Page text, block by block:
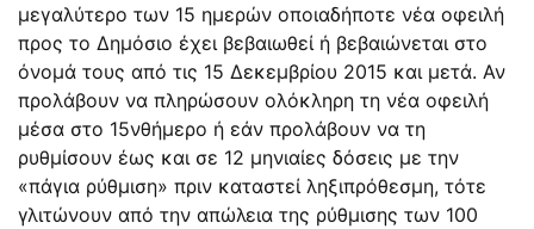
μεγαλύτερο των 15 ημερών οποιαδήποτε νέα οφειλή
προς το Δημόσιο έχει βεβαιωθεί ή βεβαιώνεται στο
όνομά τους από τις 15 Δεκεμβρίου 2015 και μετά. Αν
προλάβουν να πληρώσουν ολόκληρη τη νέα οφειλή
μέσα στο 15νθήμερο ή εάν προλάβουν να τη
ρυθμίσουν έως και σε 12 μηνιαίες δόσεις με την
«πάγια ρύθμιση» πριν καταστεί ληξιπρόθεσμη, τότε
γλιτώνουν από την απώλεια της ρύθμισης των 100